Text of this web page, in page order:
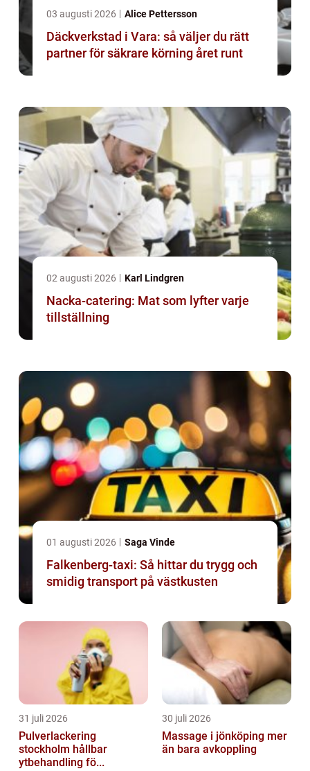
03 augusti 2026 Alice Pettersson
Däckverkstad i Vara: så väljer du rätt
partner för säkrare körning året runt
02 augusti 2026 Karl Lindgren
Nacka-catering: Mat som lyfter varje
tillställning
01 augusti 2026 Saga Vinde
Falkenberg-taxi: Så hittar du trygg och
smidig transport på västkusten
31 juli 2026
Pulverlackering
stockholm hållbar
ytbehandling fö...
30 juli 2026
Massage i jönköping mer
än bara avkoppling